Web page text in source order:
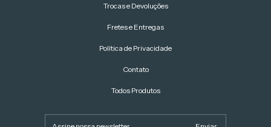
Trocas e Devoluções
Fretes e Entregas
Política de Privacidade
Contato
Todos Produtos